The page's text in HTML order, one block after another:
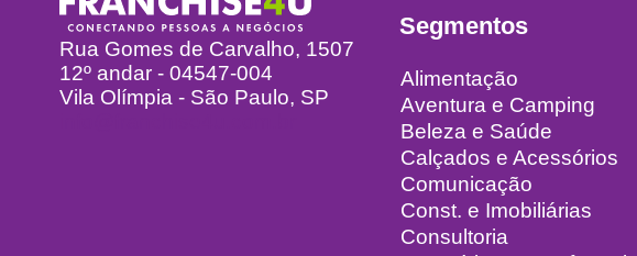
Rua Gomes de Carvalho, 1507
12º andar - 04547-004
Vila Olímpia - São Paulo, SP
Segmentos
Alimentação
Aventura e Camping
Beleza e Saúde
Calçados e Acessórios
Comunicação
Const. e Imobiliárias
Consultoria